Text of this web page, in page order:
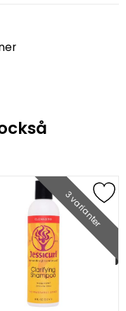
3 varianter